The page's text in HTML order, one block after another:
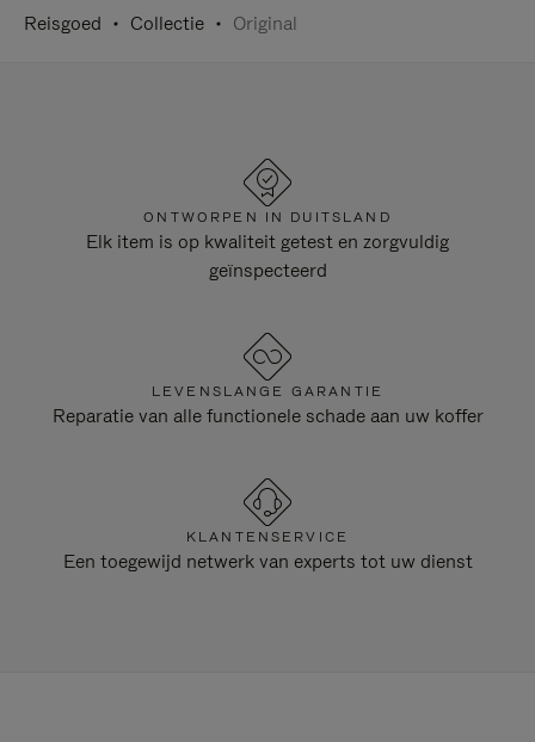
Reisgoed Collectie Original
ONTWORPEN IN DUITSLAND
Elk item is op kwaliteit getest en zorgvuldig
geïnspecteerd
LEVENSLANGE GARANTIE
Reparatie van alle functionele schade aan uw koffer
KLANTENSERVICE
Een toegewijd netwerk van experts tot uw dienst